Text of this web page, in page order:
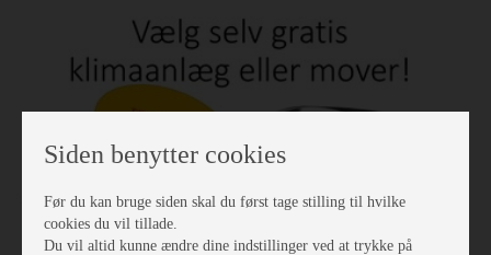
Siden benytter cookies
Før du kan bruge siden skal du først tage stilling til hvilke
cookies du vil tillade.
Du vil altid kunne ændre dine indstillinger ved at trykke på